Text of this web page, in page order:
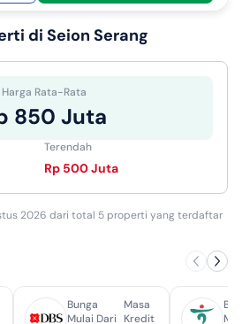
di Seion Serang
Harga Rata-Rata
850 Juta
Terendah
Rp 500 Juta
2026 dari total 5 properti yang terdaftar
Bunga
Mulai Dari
Masa
Kredit